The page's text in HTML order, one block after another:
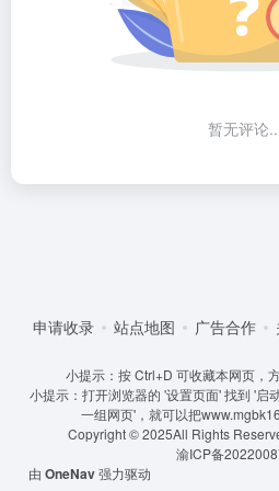
暂无评论
申请收录 站点地图 广告合作
小提示：按 Ctrl+D 可收藏本网页，
小提示：打开浏览器的 '设置页面' 找到 '启
一组网页'，就可以把
Copyright © 2025All Rights
渝ICP备
由 OneNav强力驱动